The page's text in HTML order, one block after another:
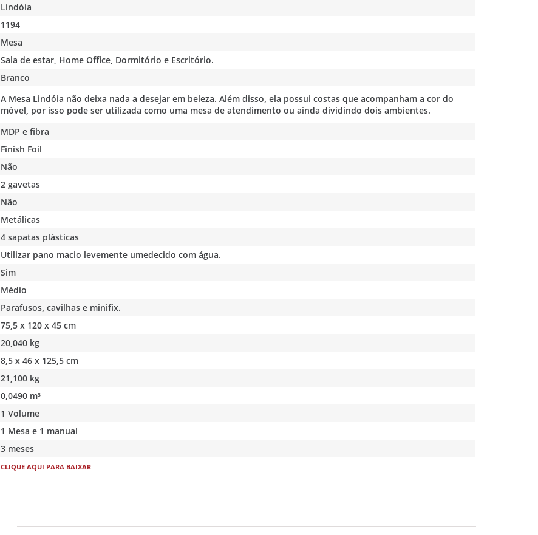
Lindóia
1194
Mesa
Sala de estar, Home Office, Dormitório e Escritório.
Branco
A Mesa Lindóia não deixa nada a desejar em beleza. Além disso, ela possui costas que acompanham a cor do
móvel, por isso pode ser utilizada como uma mesa de atendimento ou ainda dividindo dois ambientes.
MDP e fibra
Finish Foil
Não
2 gavetas
Não
Metálicas
4 sapatas plásticas
Utilizar pano macio levemente umedecido com água.
Sim
Médio
Parafusos, cavilhas e minifix.
75,5 x 120 x 45 cm
20,040 kg
8,5 x 46 x 125,5 cm
21,100 kg
0,0490 m³
1 Volume
1 Mesa e 1 manual
3 meses
CLIQUE AQUI PARA BAIXAR